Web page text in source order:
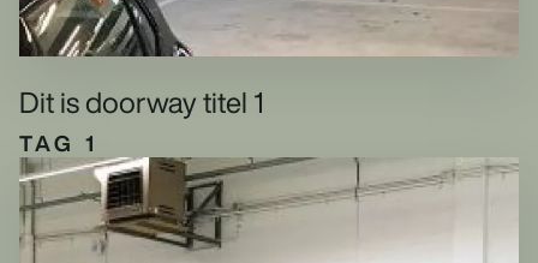
Dit is doorway titel 1
TAG 1